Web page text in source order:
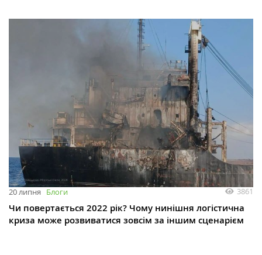
20 липня Блоги 3861
Чи повертається 2022 рік? Чому нинішня логістична
криза може розвиватися зовсім за іншим сценарієм